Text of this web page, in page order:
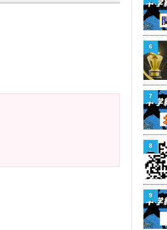
6
7
8
9